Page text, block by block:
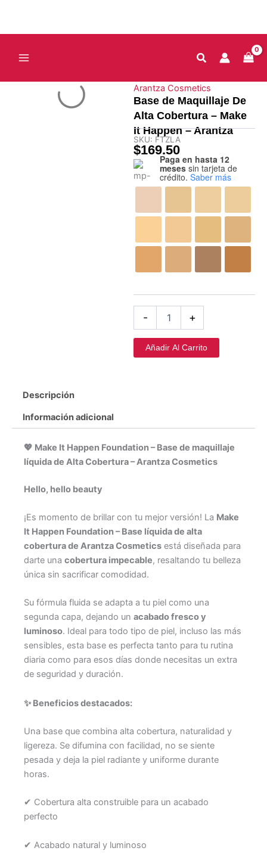
contenido
Arantza Cosmetics
Base de Maquillaje De
Alta Cobertura – Make
It Happen – Arantza
SKU: FTZLA
$169.50
Paga en hasta 12
meses sin tarjeta de
crédito. Saber más
-
Base
de
Maquillaje
Cobertura
Make
+
Añadir Al Carrito
Descripción
Información adicional
💖 Make It Happen Foundation – Base de maquillaje
líquida de Alta Cobertura – Arantza Cosmetics
Hello, hello beauty
¡Es momento de brillar con tu mejor versión! La Make
It Happen Foundation – Base líquida de alta
cobertura de Arantza Cosmetics está diseñada para
darte una cobertura impecable, resaltando tu belleza
única sin sacrificar comodidad.
Su fórmula fluida se adapta a tu piel como una
segunda capa, dejando un acabado fresco y
luminoso. Ideal para todo tipo de piel, incluso las más
sensibles, esta base es perfecta tanto para tu rutina
diaria como para esos días donde necesitas un extra
de seguridad y duración.
✨ Beneficios destacados:
Una base que combina alta cobertura, naturalidad y
ligereza. Se difumina con facilidad, no se siente
pesada y deja la piel radiante y uniforme durante
horas.
✔ Cobertura alta construible para un acabado
perfecto
✔ Acabado natural y luminoso